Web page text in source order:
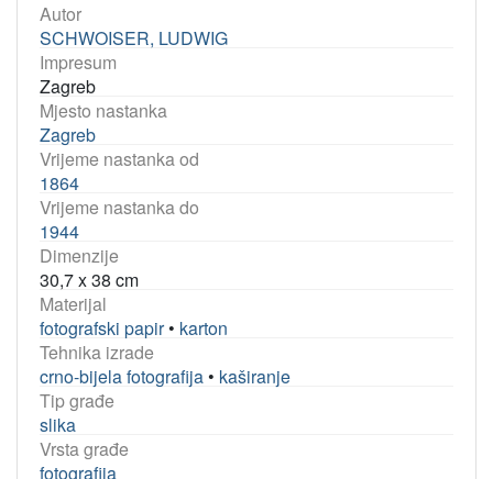
Autor
SCHWOISER, LUDWIG
Impresum
Zagreb
Mjesto nastanka
Zagreb
Vrijeme nastanka od
1864
Vrijeme nastanka do
1944
Dimenzije
30,7 x 38 cm
Materijal
fotografski papir• karton
Tehnika izrade
crno-bijela fotografija • kaširanje
Tip građe
slika
Vrsta građe
fotografija